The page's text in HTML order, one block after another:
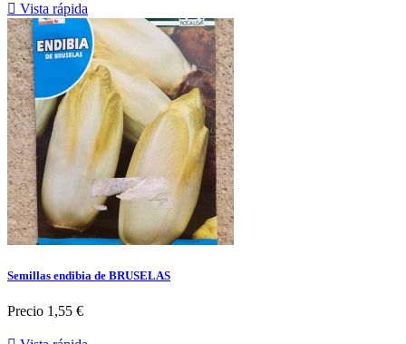
 Vista rápida
Semillas endibia de BRUSELAS
Precio 1,55 €